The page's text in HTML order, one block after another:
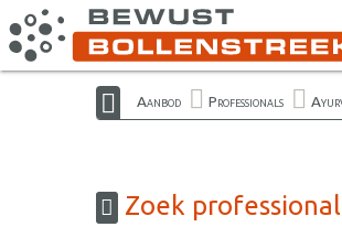
Aanbod Professionals
Zoek